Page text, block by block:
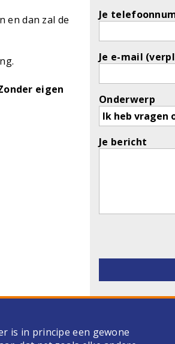
en dan zal de
eigen
Je
Je e-mail
Onderwerp
Je bericht
is in principe een gewone